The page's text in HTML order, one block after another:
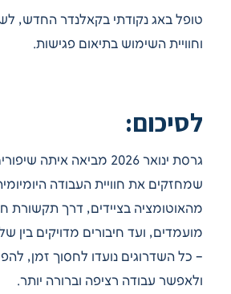
טופל באג נקודתי בקאלנדר החדש,
וחוויית השימוש בתיאום פגישות.
לסיכום:
גרסת ינואר 2026 מביאה איתה
שמחזקים את חוויית העבודה
מהאוטומציה בציידים, דרך תקשורת
מועמדים, ועד חיבורים מדויקים בין
– כל השדרוגים נועדו לחסוך זמן,
ולאפשר עבודה רציפה וברורה יותר.